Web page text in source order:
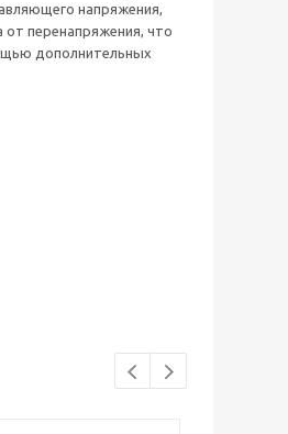
напряжения,
от перенапряжения, что
дополнительных